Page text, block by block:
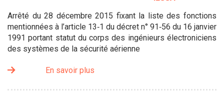
Arrêté du 28 décembre 2015 fixant la liste des fonctions
mentionnées à l’article 13‑1 du décret n° 91‑56 du 16 janvier
1991 portant statut du corps des ingénieurs électroniciens
des systèmes de la sécurité aérienne
En savoir plus